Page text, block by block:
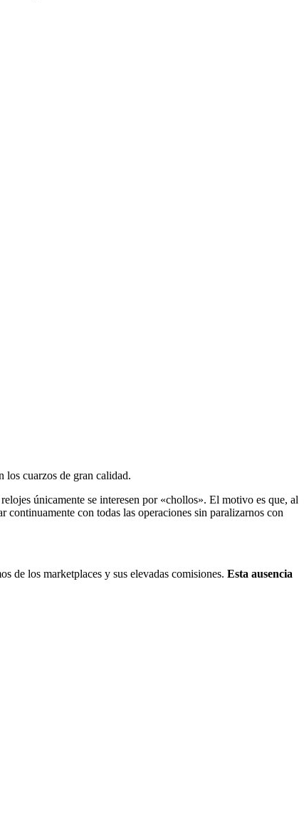
los cuarzos de gran calidad.
únicamente se interesen por «chollos». El motivo es que, al
continuamente con todas las operaciones sin paralizarnos con
de los marketplaces y sus elevadas comisiones. Esta ausencia